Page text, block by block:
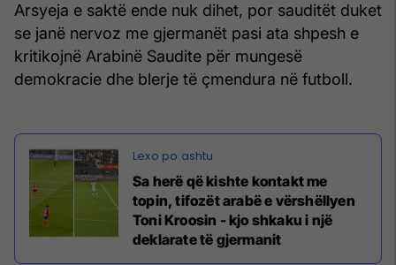
Arsyeja e saktë ende nuk dihet, por sauditët duket
se janë nervoz me gjermanët pasi ata shpesh e
kritikojnë Arabinë Saudite për mungesë
demokracie dhe blerje të çmendura në futboll.
Sa herë që kishte kontakt me
topin, tifozët arabë e vërshëllyen
Toni Kroosin - kjo shkaku i një
deklarate të gjermanit